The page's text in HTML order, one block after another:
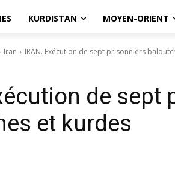
KURDISTAN MOYEN-ORIENT
Iran IRAN. Exécution de sept prisonniers
de sept
et kurdes